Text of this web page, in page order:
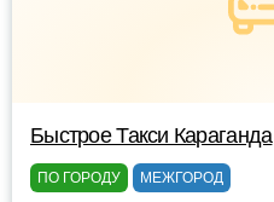
Быстрое Такси Караганда
ПО ГОРОДУ МЕЖГОРОД